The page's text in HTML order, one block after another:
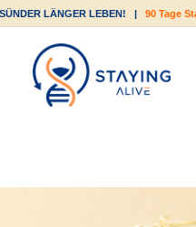
LÄNGER LEBEN! |90 Tage